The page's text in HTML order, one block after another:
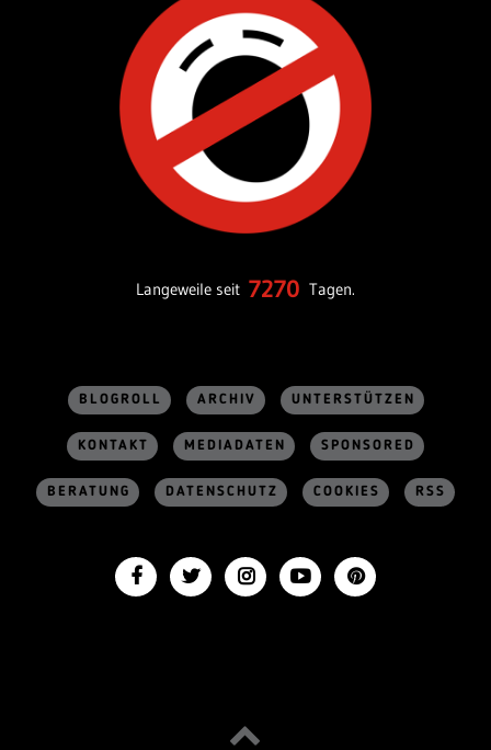
Langeweile seit 7270 Tagen.
BLOGROLL ARCHIV UNTERSTÜTZEN
KONTAKT MEDIADATEN SPONSORED
BERATUNG DATENSCHUTZ COOKIES RSS